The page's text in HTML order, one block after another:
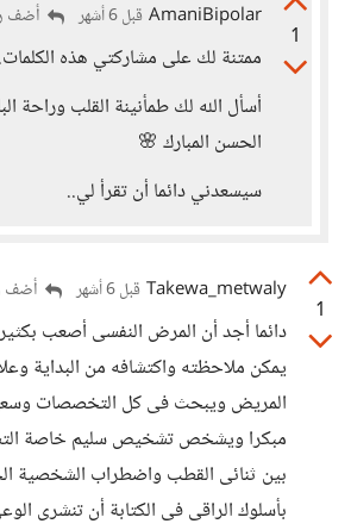
1
AmaniBipolar قبل 6 أشهر أضف
ممتنة لك على مشاركتي هذه
أسأل الله لك طمأنينة القلب وراحة
الحسن المبارك 🌸
سيسعدني دائما أن تقرأ لي..
1
Takewa_metwaly قبل 6 أشهر أضف
دائما أجد أن المرض النفسى أصعب
يمكن ملاحظته واكتشافه من البداية
المريض ويبحث فى كل التخصصات
مبكرا ويشخص تشخيص سليم خاصة
بين ثنائى القطب واضطراب الشخصية
بأسلوك الراقى فى الكتابة أن تنشرى